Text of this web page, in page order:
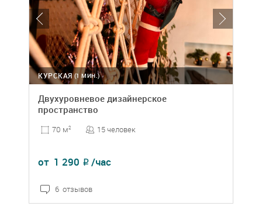
(1 МИН.)
КУРСКАЯ
Двухуровневое дизайнерское
пространство
70 м2 15 человек
от 1 290 ₽ /час
6 отзывов